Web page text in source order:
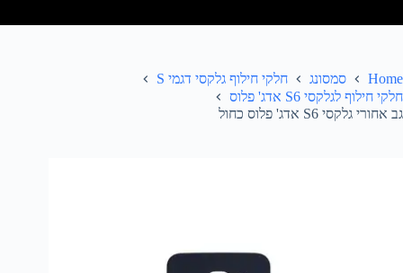
Home סמסונג
חלקי חילוף גלקסי דגמי S
חלקי חילוף לגלקסי S6 אדג' פלוס
גב אחורי גלקסי S6 אדג' פלוס כחול